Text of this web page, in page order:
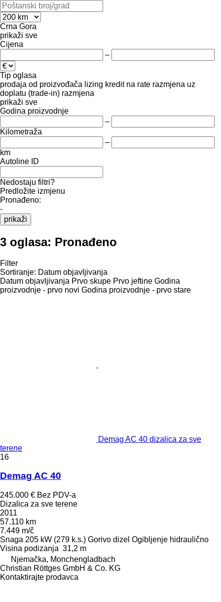
Crna Gora
prikaži sve
Cijena
–
Tip oglasa
prodaja od proizvođača lizing kredit na rate razmjena uz
doplatu (trade-in) razmjena
prikaži sve
Godina proizvodnje
–
Kilometraža
–
km
Autoline ID
Nedostaju filtri?
Predložite izmjenu
Pronađeno:
-
prikaži
3 oglasa: Pronađeno
Filter
Sortiranje: Datum objavljivanja
Datum objavljivanja Prvo skupe Prvo jeftine Godina
proizvodnje - prvo novi Godina proizvodnje - prvo stare
Demag AC 40 dizalica za sve
terene
16
Demag AC 40
245.000 € Bez PDV-a
Dizalica za sve terene
2011
57.110 km
7.449 m/č
Snaga 205 kW (279 k.s.) Gorivo dizel Ogibljenje hidraulično
Visina podizanja 31,2 m
Njemačka, Monchengladbach
Christian Röttges GmbH & Co. KG
Kontaktirajte prodavca